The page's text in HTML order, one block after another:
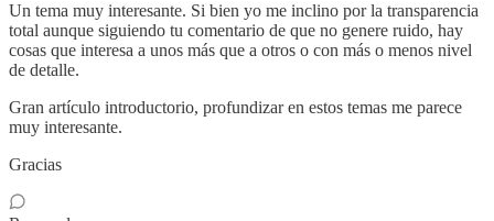
Un tema muy interesante. Si bien yo me inclino por la transparencia
total aunque siguiendo tu comentario de que no genere ruido, hay
cosas que interesa a unos más que a otros o con más o menos nivel
de detalle.
Gran artículo introductorio, profundizar en estos temas me parece
muy interesante.
Gracias